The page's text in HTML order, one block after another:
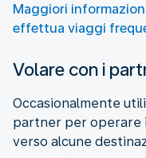
Maggiori
effettua viaggi
Volare con i
Occasionalmente
partner per operare
verso alcune